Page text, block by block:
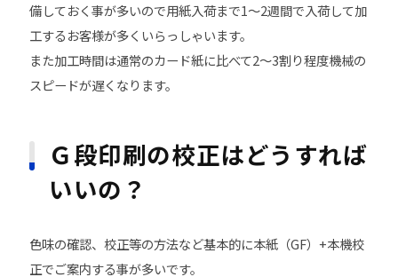
備しておく事が多いので用紙入荷まで1〜2週間で入荷して加
工するお客様が多くいらっしゃいます。
また加工時間は通常のカード紙に比べて2〜3割り程度機械の
スピードが遅くなります。
Ｇ段印刷の校正はどうすれば
いいの？
色味の確認、校正等の方法など基本的に本紙（GF）+本機校
正でご案内する事が多いです。